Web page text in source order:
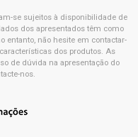
se sujeitos à disponibilidade de
dos apresentados têm como
entanto, não hesite em contactar-
dos produtos. As
de dúvida na apresentação do
nos.